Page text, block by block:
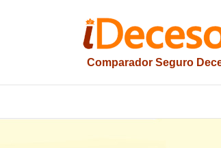
Comparador Seguro
iesquelas